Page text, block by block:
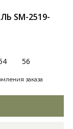
SM-2519-
56
заказа